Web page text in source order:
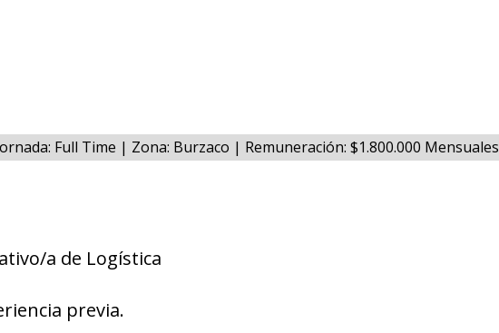
Full Time | Zona: Burzaco | Remuneración: $1.800.000 Mensuales
a de Logística
previa.